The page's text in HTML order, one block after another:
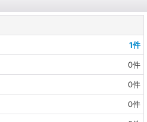
1件
0件
0件
0件